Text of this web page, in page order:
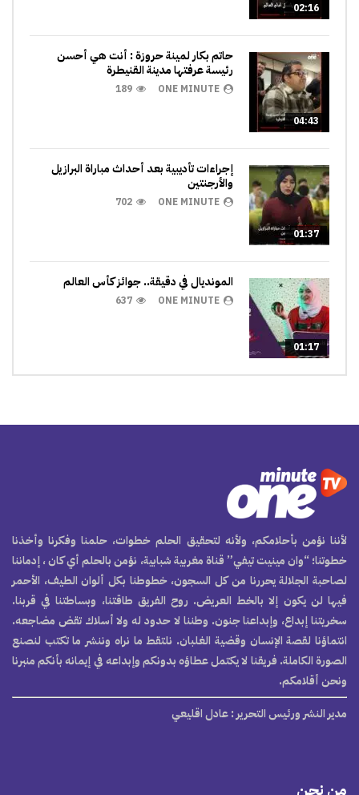
02:16
04:43
حاتم بكار لمينة حروزة : أنت هي أحسن
رئيسة عرفتها مدينة القنيطرة
ONE MINUTE
189
01:37
إجراءات تأديبية بعد أحداث مباراة البرازيل
والأرجنتين
ONE MINUTE
702
01:17
المونديال في دقيقة.. جوائز كأس العالم
ONE MINUTE
637
لأننا نؤمن بأحلامكم، ولأنه لتحقيق الحلم خطوات، حلمنا وفكرنا وأخذنا
خطوتنا؛ “وان مينيت تيفي” قناة مغربية شبابية، نؤمن بالحلم أي كان ، إدماننا
لصاحبة الجلالة يحررنا من كل السجون، خطوطنا بكل ألوان الطيف، الأحمر
فيها لن يكون إلا بالخط العريض. روح الفريق طاقتنا، وبساطتنا في قربنا.
سخريتنا إبداع، وإبداعنا جنون. وطننا لا حدود له ولا أسلاك تقض مضاجعه.
انتماؤنا لقصة الإنسان وقضية الغلبان. نلتقط ما نراه وننشر ما تكتب لنصنع
الصورة الكاملة. فريقنا لا يكتمل عطاؤه بدونكم وإبداعه في إيمانه بأنكم منبرنا
ونحن أقلامكم.
مدير النشر ورئيس التحرير: عادل اقليعي
من نحن